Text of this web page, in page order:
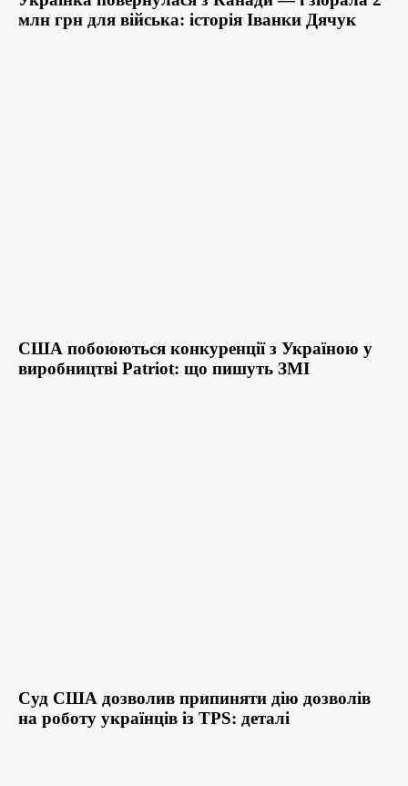
млн грн для війська: історія Іванки Дячук
США побоюються конкуренції з Україною у
виробництві Patriot: що пишуть ЗМІ
Суд США дозволив припиняти дію дозволів
на роботу українців із TPS: деталі